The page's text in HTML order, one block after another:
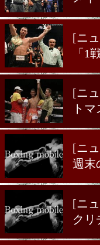
[
[
[